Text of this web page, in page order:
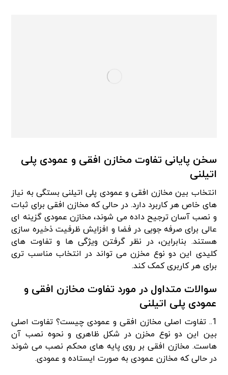
سخن پایانی تفاوت مخازن افقی و عمودی پلی
اتیلنی
انتخاب بین مخازن افقی و عمودی پلی اتیلنی بستگی به نیاز
های خاص هر کاربرد دارد. در حالی که مخازن افقی برای ثبات
و نصب آسان ترجیح داده می‌ شوند، مخازن عمودی گزینه‌ ای
عالی برای صرفه‌ جویی در فضا و افزایش ظرفیت ذخیره‌ سازی
هستند. بنابراین، در نظر گرفتن ویژگی‌ ها و تفاوت‌ های
کلیدی این دو نوع مخزن می‌ تواند در انتخاب مناسب تری
برای هر کاربری کمک کند.
سوالات متداول در مورد تفاوت مخازن افقی و
عمودی پلی اتیلنی
1.. تفاوت اصلی مخازن افقی و عمودی چیست؟ تفاوت اصلی
بین این دو نوع مخزن در شکل ظاهری و نحوه نصب آن‌
هاست. مخازن افقی بر روی پایه‌ های محکم نصب می‌ شوند
در حالی که مخازن عمودی به صورت ایستاده و عمودی.